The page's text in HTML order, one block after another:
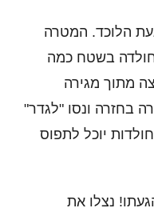
הלוכד. המטרה
בשטח כמה
מתוך מגירה
בחזרה ונסו "לגדר"
יוכל לתפוס
נצלו את